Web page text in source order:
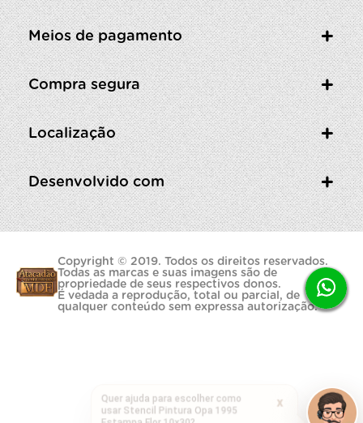
Meios de pagamento
Compra segura
Localização
Desenvolvido com
Copyright © 2019. Todos os direitos reservados.
Todas as marcas e suas imagens são de
propriedade de seus respectivos donos.
É vedada a reprodução, total ou parcial, de
qualquer conteúdo sem expressa autorização.